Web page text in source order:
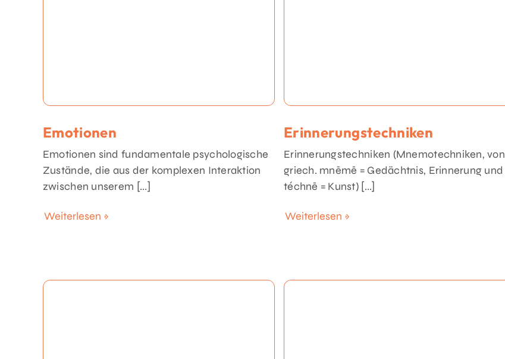
Emotionen
Emotionen sind fundamentale psychologische
Zustände, die aus der komplexen Interaktion
zwischen unserem [...]
Weiterlesen »
Erinnerungstechniken
Erinnerungstechniken (Mnemotechniken, von
griech. mnēmē = Gedächtnis, Erinnerung und
téchnē = Kunst) [...]
Weiterlesen »